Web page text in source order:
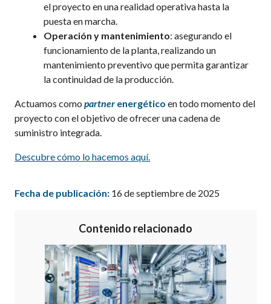
el proyecto en una realidad operativa hasta la
puesta en marcha.
Operación y mantenimiento: asegurando el
funcionamiento de la planta, realizando un
mantenimiento preventivo que permita garantizar
la continuidad de la producción.
Actuamos comopartner energético en todo momento del
proyecto con el objetivo de ofrecer una cadena de
suministro integrada.
Descubre cómo lo hacemos aquí.
Fecha de publicación: 16 de septiembre de 2025
Contenido relacionado